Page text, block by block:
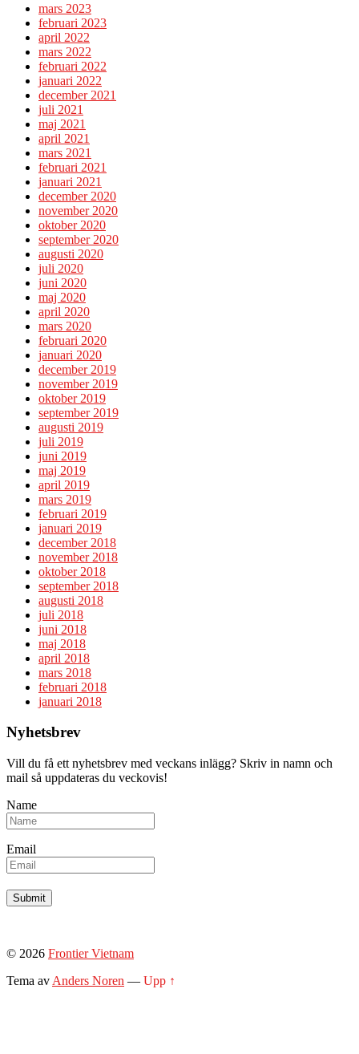
mars 2023
februari 2023
april 2022
mars 2022
februari 2022
januari 2022
december 2021
juli 2021
maj 2021
april 2021
mars 2021
februari 2021
januari 2021
december 2020
november 2020
oktober 2020
september 2020
augusti 2020
juli 2020
juni 2020
maj 2020
april 2020
mars 2020
februari 2020
januari 2020
december 2019
november 2019
oktober 2019
september 2019
augusti 2019
juli 2019
juni 2019
maj 2019
april 2019
mars 2019
februari 2019
januari 2019
december 2018
november 2018
oktober 2018
september 2018
augusti 2018
juli 2018
juni 2018
maj 2018
april 2018
mars 2018
februari 2018
januari 2018
Nyhetsbrev
Vill du få ett nyhetsbrev med veckans inlägg? Skriv in namn och
mail så uppdateras du veckovis!
Name
Email
© 2026 Frontier Vietnam
Tema av Anders Noren — Upp ↑